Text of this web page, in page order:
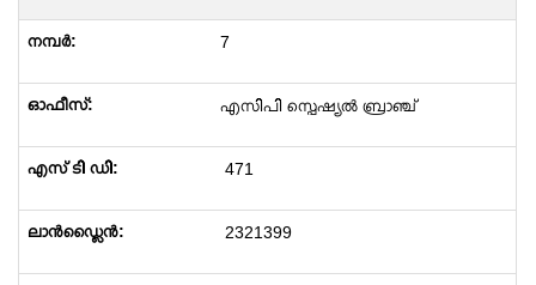
7
എസിപി സ്പെഷ്യൽ ബ്രാഞ്ച്
471
2321399